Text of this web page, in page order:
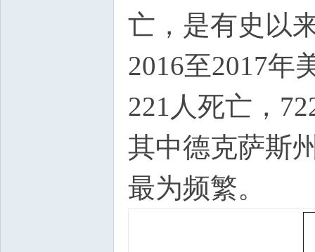
亡，是有史以
2016至2017年
221人死亡，
其中德克萨斯
最为频繁。